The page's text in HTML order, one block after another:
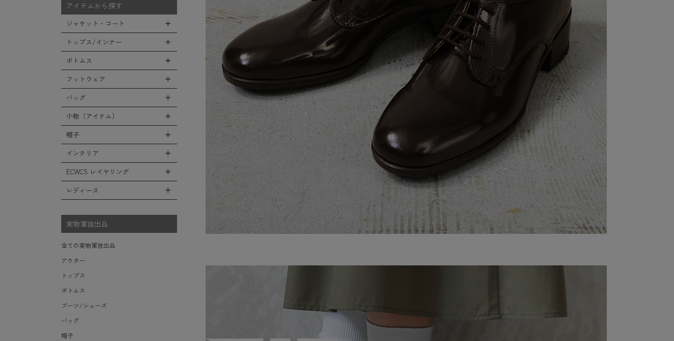
アイテムから探す
ジャケット・コート
全てのジャケット・コート
LEVEL7
フライトジャケット
M-65ジャケット
デッキジャケット
タンカースジャケット
コート
ソフトシェルジャケット
フリースジャケット
レザーアウター
ジャケットライナー
モッズコート
トップス/インナー
全てのトップス/インナー
Tシャツ
シャツ
スウェット/パーカー
セーター/カーディガン
ベスト
タンクトップ
ボトムス
全てのボトムス
カーゴパンツ
デニムパンツ
チノ，ワークパンツ
ファティーグパンツ
ナイロンパンツ
スウェットパンツ
ショートパンツ
アンダー（下着）
フットウェア
全てのフットウェア
ブーツ
シューズ・スニーカー
サンダル
レインシューズ・ブーツ
ソックス/靴下
バッグ
全てのバッグ
リュックサック
ショルダーバッグ
ヘルメットバッグ
メッセンジャーバッグ
トートバッグ
ダッフルバッグ
小物（アイテム）
全ての小物（アイテム）
グローブ（手袋）
防寒物（ネックウォーマーetc）
傘/ポンチョ
ミリタリーウォッチ
サングラス・ゴーグル
ベルト
食器/ボトル/etc
ミリタリー雑貨
ライト/懐中電灯/etc
ロープ/コード/etc
タオル/ハンカチ/etc
その他の小物
帽子
全ての帽子
キャップ
ハット
ニット帽（ビーニー）
ベレー帽
ハンチング
キャスケット
その他
インテリア
全てのインテリア
デスク、椅子、家具
ボックス/ガソリン缶/etc
生地・テントシェル
ECWCS レイヤリング
全てのECWCS
ミッドベースレイヤー Level.2
レディース
実物軍放出品
全ての実物軍放出品
アウター
トップス
ボトムス
ブーツ/シューズ
バッグ
帽子